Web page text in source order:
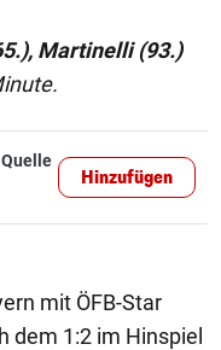
Martinelli (93.)
Hinzufügen
mit ÖFB-Star
dem 1:2 im Hinspiel